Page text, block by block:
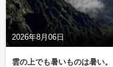
2026年8月06日
雲の上でも暑いものは暑い。